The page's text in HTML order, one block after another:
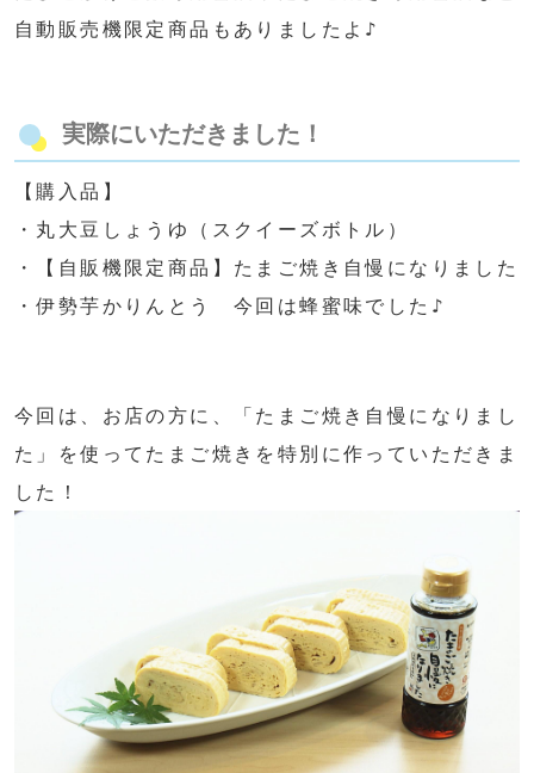
自動販売機限定商品もありましたよ♪
実際にいただきました！
【購入品】
・丸大豆しょうゆ（スクイーズボトル）
・【自販機限定商品】たまご焼き自慢になりました
・伊勢芋かりんとう 今回は蜂蜜味でした♪
今回は、お店の方に、「たまご焼き自慢になりまし
た」を使ってたまご焼きを特別に作っていただきま
した！